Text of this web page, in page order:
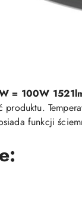
= 100W
produktu.
funkcji